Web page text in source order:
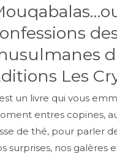
Les
un livre qui vous
entres copines,
de thé, pour parler
surprises, nos galères